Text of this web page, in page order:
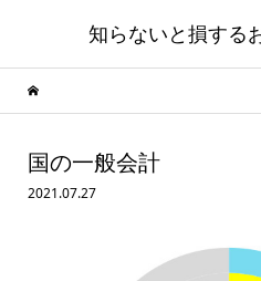
知らないと損する
国の一般会計
2021.07.27